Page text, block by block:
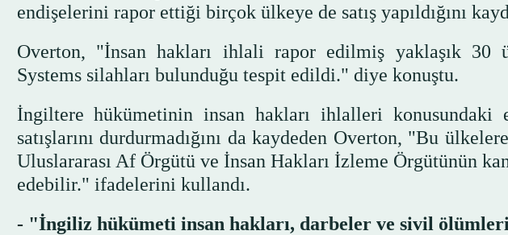
endişelerini rapor ettiği birçok ülkeye de satış yapıldığını
Overton, "İnsan hakları ihlali rapor edilmiş yaklaşık 30
Systems silahları bulunduğu tespit edildi." diye konuştu.
İngiltere hükümetinin insan hakları ihlalleri konusundaki
satışlarını durdurmadığını da kaydeden Overton, "Bu
Uluslararası Af Örgütü ve İnsan Hakları İzleme Örgütünün
edebilir." ifadelerini kullandı.
- "İngiliz hükümeti insan hakları, darbeler ve sivil